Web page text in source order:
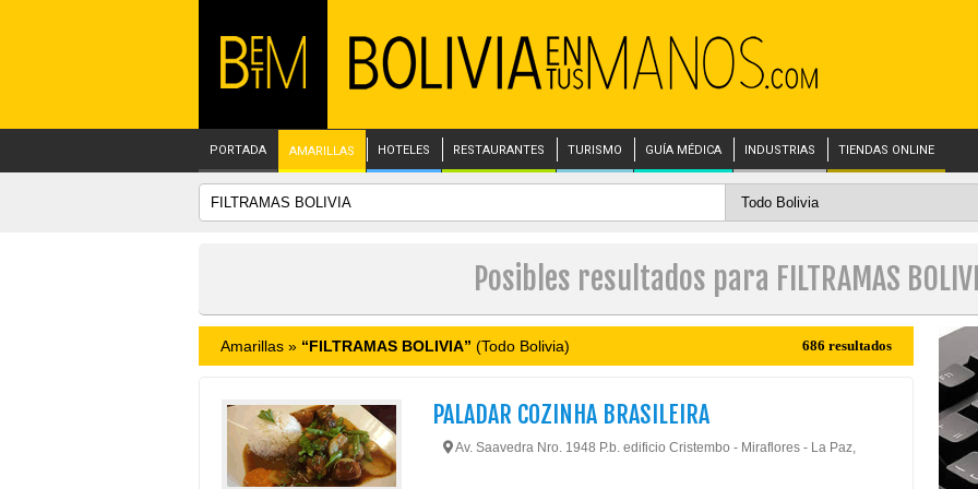
PORTADA AMARILLAS HOTELES RESTAURANTES TURISMO GUÍA MÉDICA INDUSTRIAS TIENDAS ONLINE
Posibles resultados para FILTRAMAS
Amarillas » “FILTRAMAS BOLIVIA” (Todo Bolivia) 686 resultados
PALADAR COZINHA BRASILEIRA
Av. Saavedra Nro. 1948 P.b. edificio Cristembo - Miraflores - La Paz,